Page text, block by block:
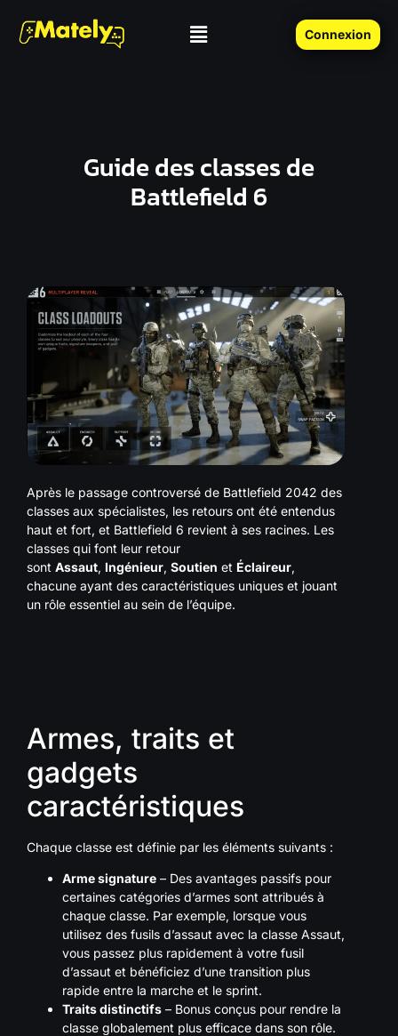
Connexion
Guide des classes de
Battlefield 6
Après le passage controversé de Battlefield 2042 des
classes aux spécialistes, les retours ont été entendus
haut et fort, et Battlefield 6 revient à ses racines. Les
classes qui font leur retour
sont Assaut, Ingénieur, Soutien et Éclaireur,
chacune ayant des caractéristiques uniques et jouant
un rôle essentiel au sein de l’équipe.
Armes, traits et
gadgets
caractéristiques
Chaque classe est définie par les éléments suivants :
Arme signature – Des avantages passifs pour
certaines catégories d’armes sont attribués à
chaque classe. Par exemple, lorsque vous
utilisez des fusils d’assaut avec la classe Assaut,
vous passez plus rapidement à votre fusil
d’assaut et bénéficiez d’une transition plus
rapide entre la marche et le sprint.
Traits distinctifs – Bonus conçus pour rendre la
classe globalement plus efficace dans son rôle.